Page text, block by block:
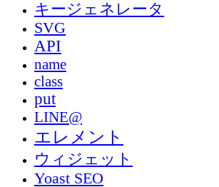
キージェネレータ
SVG
API
name
class
put
LINE@
エレメント
ウィジェット
Yoast SEO